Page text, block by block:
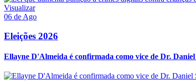
Visualizar
06 de Ago
Eleições 2026
Ellayne D'Almeida é confirmada como vice de Dr.